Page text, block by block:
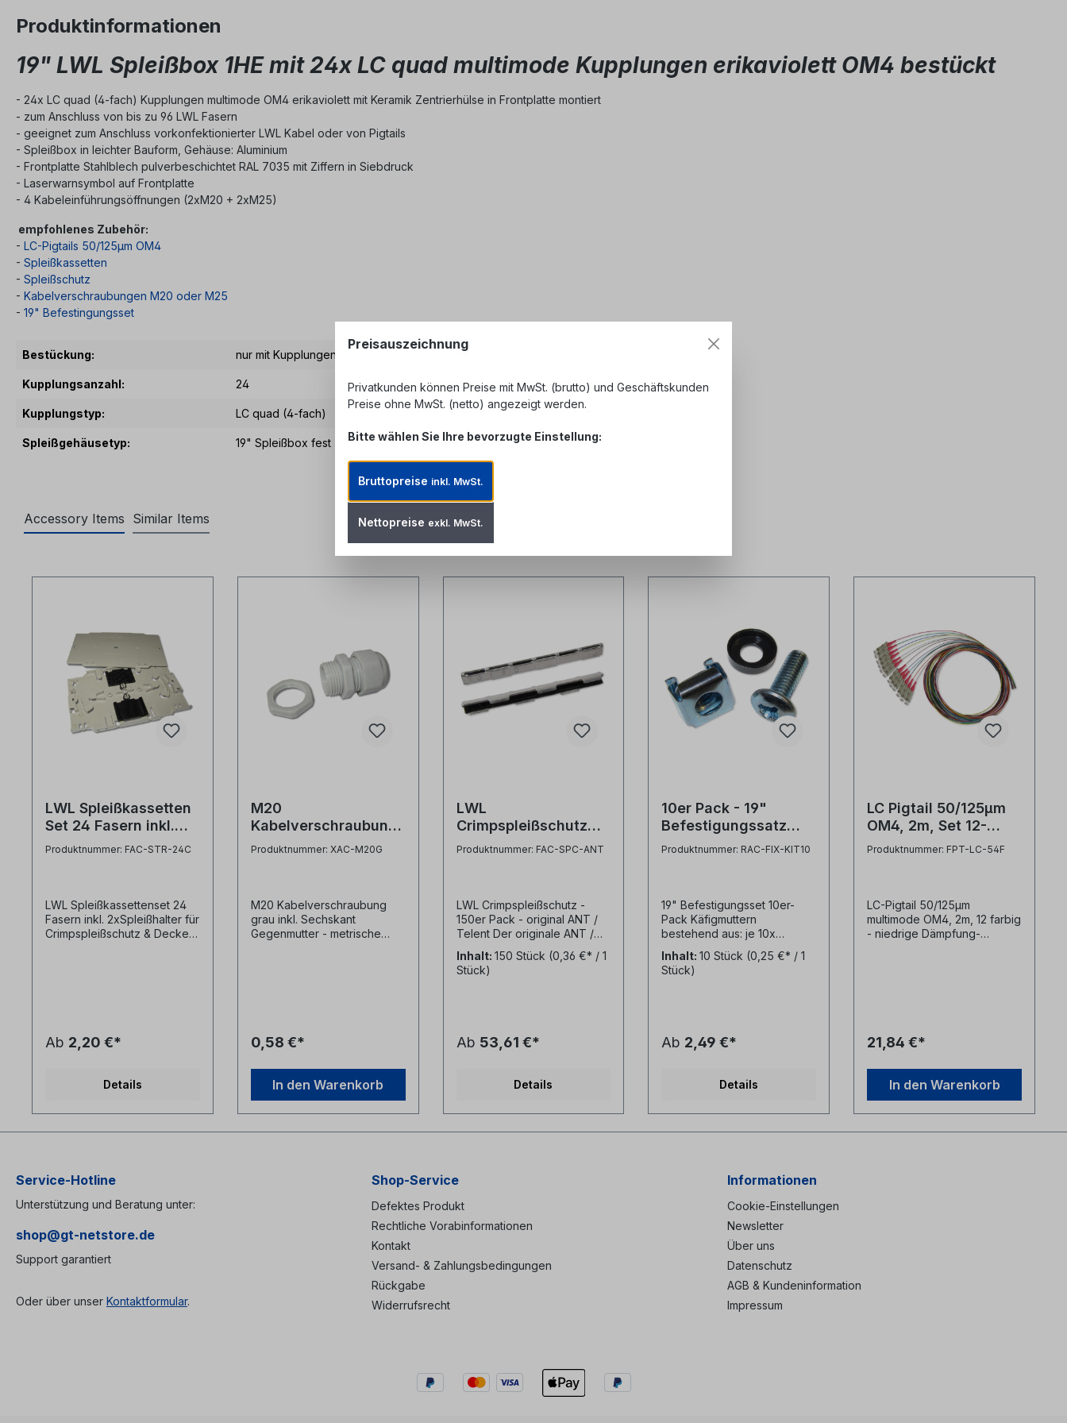
Produktinformationen
19" LWL Spleißbox 1HE mit 24x LC quad multimode Kupplungen erikaviolett OM4 bestückt
- 24x LC quad (4-fach) Kupplungen multimode OM4 erikaviolett mit Keramik Zentrierhülse in Frontplatte montiert
- zum Anschluss von bis zu 96 LWL Fasern
- geeignet zum Anschluss vorkonfektionierter LWL Kabel oder von Pigtails
- Spleißbox in leichter Bauform, Gehäuse: Aluminium
- Frontplatte Stahlblech pulverbeschichtet RAL 7035 mit Ziffern in Siebdruck
- Laserwarnsymbol auf Frontplatte
- 4 Kabeleinführungsöffnungen (2xM20 + 2xM25)
empfohlenes Zubehör:
- LC-Pigtails 50/125µm OM4
- Spleißkassetten
- Spleißschutz
- Kabelverschraubungen M20 oder M25
- 19" Befestingungsset
Bestückung: nur mit Kupplungen bestückt
Kupplungsanzahl: 24
Kupplungstyp: LC quad (4-fach)
Spleißgehäusetyp: 19" Spleißbox fest
Accessory Items Similar Items
LWL Spleißkassetten
Set 24 Fasern inkl.
2xSpleißhalter für
Produktnummer: FAC-STR-24C
LWL Spleißkassettenset 24
Fasern inkl. 2xSpleißhalter für
Crimpspleißschutz & Deckel
Spleißhaltern für jeweils 12x
Krimpspleißschutz bestückt-
Farbe der Kassette: beige
Wir empfehlen in dieser
Telent zu verwenden.
Ab 2,20 €*
Details
M20
Kabelverschraubung
grau inkl. Mutter
Produktnummer: XAC-M20G
M20 Kabelverschraubung
grau inkl. Sechskant
Gegenmutter - metrische
0,58 €*
In den Warenkorb
LWL
Crimpspleißschutz
150er Pack - original
Produktnummer: FAC-SPC-ANT
LWL Crimpspleißschutz -
150er Pack - original ANT /
Telent Der originale ANT /
Telent LWL-
Crimpspleißschutz im 150er-
Pack ist der unangefochtene
Deutschland. Dieser
mechanische
strengen Qualitätskriterien
und Vorgaben für den
präzise Fertigung der
maximalen mechanischen
Formstabilität. Warum das
Original von ANT / Telent
wählen?
der ursprüngliche
des Aluminiums – verhindert
das gefürchtete
Inhalt: 150 Stück (0,36 €* / 1
Stück)
Ab 53,61 €*
Details
10er Pack - 19"
Befestigungssatz
(Set: Schraube M6,
Produktnummer: RAC-FIX-KIT10
19" Befestigungsset 10er-
Pack Käfigmuttern
bestehend aus: je 10x
Schrauben M6 verzinkt,
Unterlegscheiben Kunststoff,
Käfigmuttern M6 zur
Inhalt:10 Stück (0,25 €* / 1
Stück)
Ab 2,49 €*
Details
LC Pigtail 50/125µm
OM4, 2m, Set 12-
farbig
Produktnummer: FPT-LC-54F
LC-Pigtail 50/125µm
multimode OM4, 2m, 12 farbig
- niedrige Dämpfung-
violett, türkis, schwarz,
orange, rosa)- LWL Fasertyp
Pigtail Steckertyp LC
21,84 €*
In den Warenkorb
Service-Hotline
Unterstützung und Beratung unter:
shop@gt-netstore.de
Support garantiert
Oder über unser Kontaktformular.
Shop-Service
Defektes Produkt
Rechtliche Vorabinformationen
Kontakt
Versand- & Zahlungsbedingungen
Rückgabe
Widerrufsrecht
Informationen
Cookie-Einstellungen
Newsletter
Über uns
Datenschutz
AGB & Kundeninformation
Impressum
Preisauszeichnung
Privatkunden können Preise mit MwSt. (brutto) und Geschäftskunden
Preise ohne MwSt. (netto) angezeigt werden.
Bitte wählen Sie Ihre bevorzugte Einstellung:
Bruttopreise inkl. MwSt.
Nettopreise exkl. MwSt.